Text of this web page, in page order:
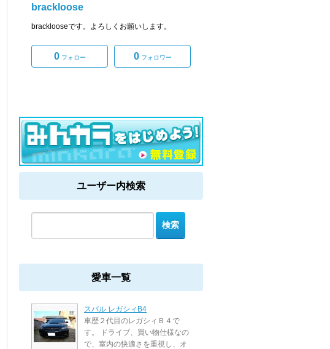
brackloose
bracklooseです。よろしくお願いします。
0フォロー 0フォロワー
ユーザー内検索
愛車一覧
スバル レガシィB4
車歴２代目のレガシィＢ４で
す。 ドライブ、買い物仕様なの
で、室内の快適さを重視し、オ